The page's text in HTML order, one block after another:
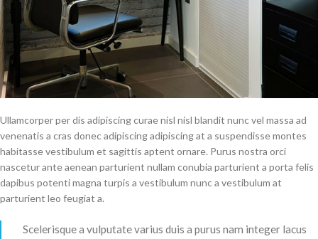
Ullamcorper per dis adipiscing curae nisl nisl blandit nunc vel massa ad
venenatis a cras donec adipiscing adipiscing at a suspendisse montes
habitasse vestibulum et sagittis aptent ornare. Purus nostra orci
nascetur ante aenean parturient nullam conubia parturient a porta felis
dapibus potenti magna turpis a vestibulum nunc a vestibulum at
parturient leo feugiat a.
Scelerisque a vulputate varius duis a purus nam integer lacus